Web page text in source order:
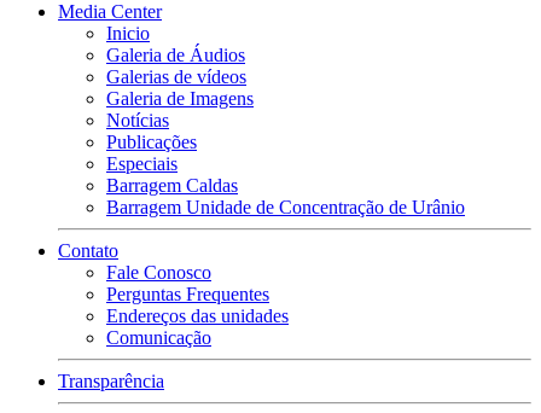
Media Center
Inicio
Galeria de Áudios
Galerias de vídeos
Galeria de Imagens
Notícias
Publicações
Especiais
Barragem Caldas
Barragem Unidade de Concentração de Urânio
Contato
Fale Conosco
Perguntas Frequentes
Endereços das unidades
Comunicação
Transparência